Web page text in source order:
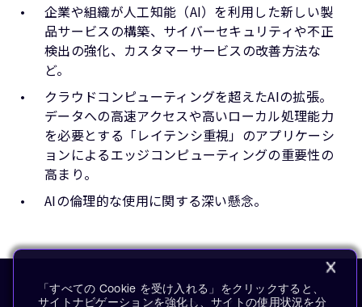
企業や組織が人工知能（AI）を利用した新しい製
品サービスの構築、サイバーセキュリティや不正
検出の強化、カスタマーサービスの改善方法な
ど。
クラウドコンピューティングを超えたAIの拡張。
データへの高速アクセスや高いローカル処理能力
を必要とする「レイテンシ重視」のアプリケーシ
ョンによるエッジコンピューティングの重要性の
高まり。
AIの倫理的な使用に関する深い懸念。
「すべての Cookie を受け入れる」をクリックすると、
サイトナビゲーションを強化し、サイトの使用状況を分